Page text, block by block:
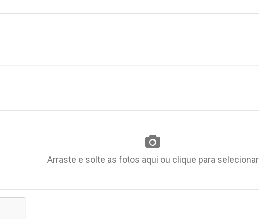
Arraste e solte as fotos aqui ou clique para selecionar